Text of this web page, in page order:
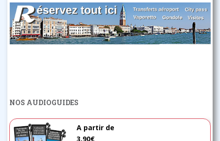
NOS AUDIOGUIDES
A partir de
3,90€